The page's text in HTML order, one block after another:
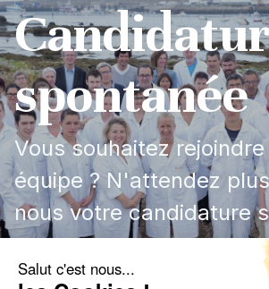
spontanée
Vous souhaitez
équipe ? N'attendez
nous votre candidature